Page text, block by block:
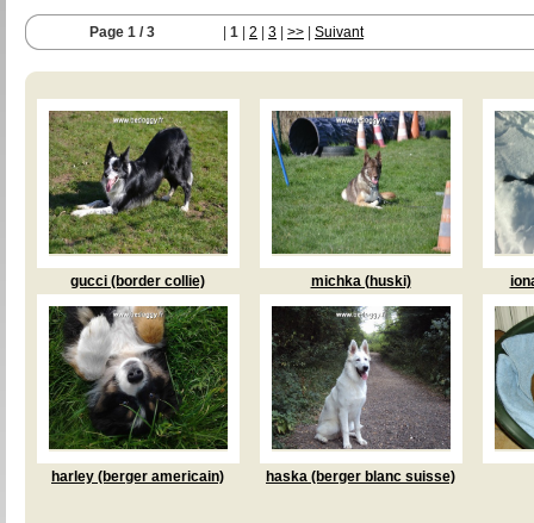
Page 1 / 3 1 2 3 >> Suivant
gucci (border collie) michka (huski)
harley (berger americain) haska (berger blanc suisse)